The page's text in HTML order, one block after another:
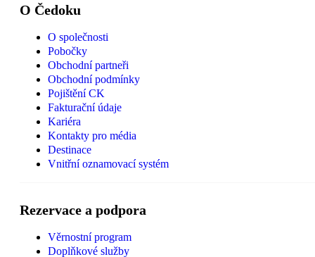
O Čedoku
O společnosti
Pobočky
Obchodní partneři
Obchodní podmínky
Pojištění CK
Fakturační údaje
Kariéra
Kontakty pro média
Destinace
Vnitřní oznamovací systém
Rezervace a podpora
Věrnostní program
Doplňkové služby